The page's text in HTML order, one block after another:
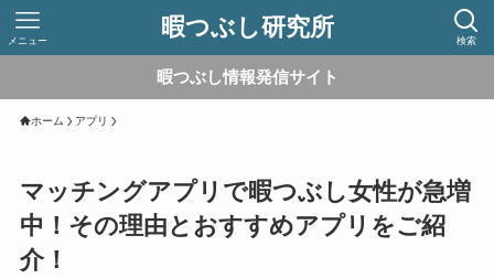
暇つぶし研究所 検索
メニュー
暇つぶし情報発信サイト
ホーム アプリ
マッチングアプリで暇つぶし女性が急増
中！その理由とおすすめアプリをご紹
介！